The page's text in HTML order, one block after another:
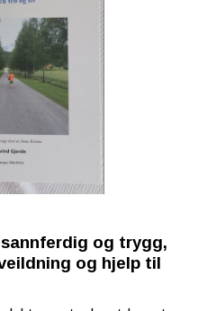
og trygg,
og hjelp til